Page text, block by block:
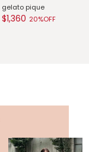
gelato pique
$1,360 20%OFF